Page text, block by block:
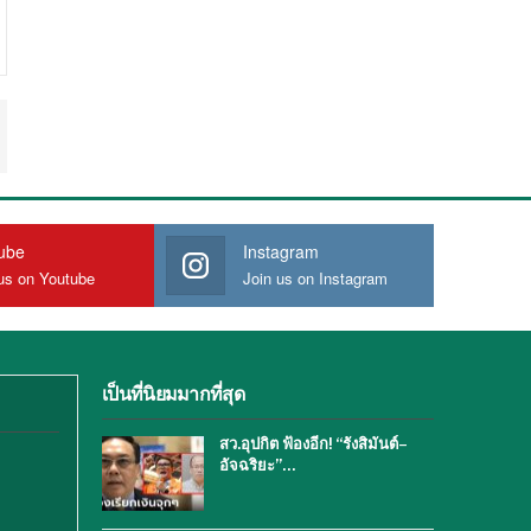
on Youtube
Instagram
Join us on Instagram
เป็นที่นิยมมากที่สุด
สว.อุปกิต ฟ้องอีก! “รังสิมันต์–
อัจฉริยะ”…